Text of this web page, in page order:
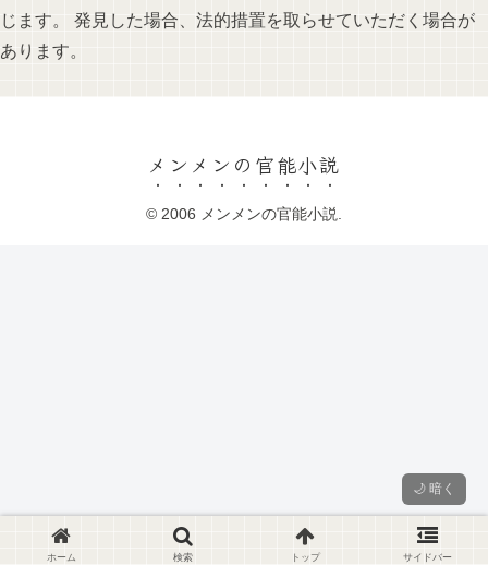
じます。 発見した場合、法的措置を取らせていただく場合が
あります。
メンメンの官能小説
© 2006 メンメンの官能小説.
ホーム 検索 トップ サイドバー
🌙 暗く